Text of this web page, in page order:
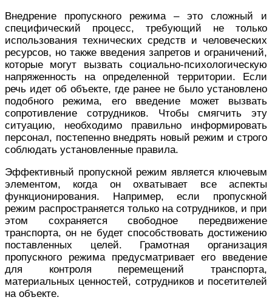
Внедрение пропускного режима – это сложный и
специфический процесс, требующий не только
использования технических средств и человеческих
ресурсов, но также введения запретов и ограничений,
которые могут вызвать социально-психологическую
напряженность на определенной территории. Если
речь идет об объекте, где ранее не было установлено
подобного режима, его введение может вызвать
сопротивление сотрудников. Чтобы смягчить эту
ситуацию, необходимо правильно информировать
персонал, постепенно внедрять новый режим и строго
соблюдать установленные правила.
Эффективный пропускной режим является ключевым
элементом, когда он охватывает все аспекты
функционирования. Например, если пропускной
режим распространяется только на сотрудников, и при
этом сохраняется свободное передвижение
транспорта, он не будет способствовать достижению
поставленных целей. Грамотная организация
пропускного режима предусматривает его введение
для контроля перемещений транспорта,
материальных ценностей, сотрудников и посетителей
на объекте.